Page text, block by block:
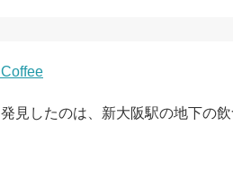
見したのは、新大阪駅の地下の飲